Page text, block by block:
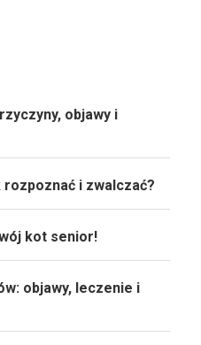
objawy i
i zwalczać?
kot senior!
objawy, leczenie i